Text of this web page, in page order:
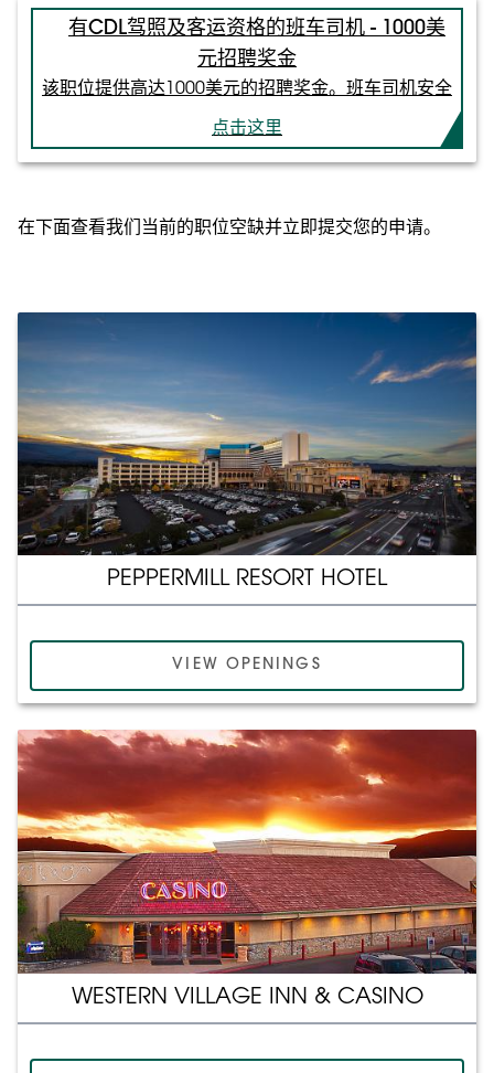
答客人的问题和电​​话。向行李队长报告所有豪华轿车
的状况。清洁和维护行李车、储藏区和豪华轿车。资
格：必须年满21岁。必须在入职后 30 天内取得酒精
年。一周七天，任何班次都能上班。
持有CDL驾照及客运资格的班车司机 - 1000美
元招聘奖金
该职位提供高达1000美元的招聘奖金。班车司机安全
及时地接送 Peppermill 的客人和西南航空公司的机
组人员往返机场。职责：请按照公布的时刻表行事，
以确保准时到达和离开。将即将离境的乘客送到航空
端的指定接驳车区域接送所有到达的乘客。每班次都
部。资格：必须年满21岁。需持有有效的商业驾驶执
照（CDL）及客运资格证
点击这里
在下面查看我们当前的职位空缺并立即提交您的申请。
PEPPERMILL RESORT HOTEL
VIEW OPENINGS
WESTERN VILLAGE INN & CASINO